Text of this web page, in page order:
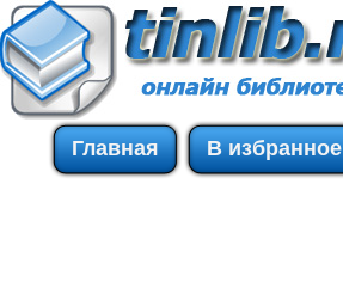
Главная В избранное